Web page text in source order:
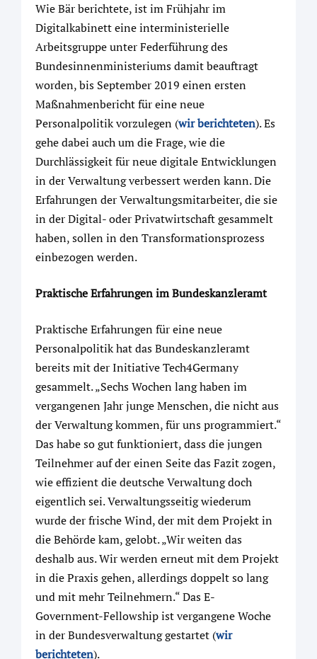
Wie Bär berichtete, ist im Frühjahr im
Digitalkabinett eine interministerielle
Arbeitsgruppe unter Federführung des
Bundesinnenministeriums damit beauftragt
worden, bis September 2019 einen ersten
Maßnahmenbericht für eine neue
Personalpolitik vorzulegen (wir berichteten). Es
gehe dabei auch um die Frage, wie die
Durchlässigkeit für neue digitale Entwicklungen
in der Verwaltung verbessert werden kann. Die
Erfahrungen der Verwaltungsmitarbeiter, die sie
in der Digital- oder Privatwirtschaft gesammelt
haben, sollen in den Transformationsprozess
einbezogen werden.
Praktische Erfahrungen im Bundeskanzleramt
Praktische Erfahrungen für eine neue
Personalpolitik hat das Bundeskanzleramt
bereits mit der Initiative Tech4Germany
gesammelt. „Sechs Wochen lang haben im
vergangenen Jahr junge Menschen, die nicht aus
der Verwaltung kommen, für uns programmiert.“
Das habe so gut funktioniert, dass die jungen
Teilnehmer auf der einen Seite das Fazit zogen,
wie effizient die deutsche Verwaltung doch
eigentlich sei. Verwaltungsseitig wiederum
wurde der frische Wind, der mit dem Projekt in
die Behörde kam, gelobt. „Wir weiten das
deshalb aus. Wir werden erneut mit dem Projekt
in die Praxis gehen, allerdings doppelt so lang
und mit mehr Teilnehmern.“ Das E-
Government-Fellowship ist vergangene Woche
in der Bundesverwaltung gestartet (wir
berichteten).